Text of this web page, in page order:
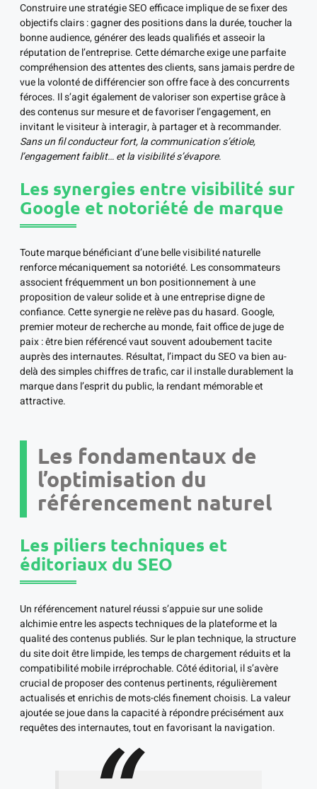
Construire une stratégie SEO efficace implique de se fixer des
objectifs clairs : gagner des positions dans la durée, toucher la
bonne audience, générer des leads qualifiés et asseoir la
réputation de l’entreprise. Cette démarche exige une parfaite
compréhension des attentes des clients, sans jamais perdre de
vue la volonté de différencier son offre face à des concurrents
féroces. Il s’agit également de valoriser son expertise grâce à
des contenus sur mesure et de favoriser l’engagement, en
invitant le visiteur à interagir, à partager et à recommander.
Sans un fil conducteur fort, la communication s’étiole,
l’engagement faiblit… et la visibilité s’évapore.
Les synergies entre visibilité sur
Google et notoriété de marque
Toute marque bénéficiant d’une belle visibilité naturelle
renforce mécaniquement sa notoriété. Les consommateurs
associent fréquemment un bon positionnement à une
proposition de valeur solide et à une entreprise digne de
confiance. Cette synergie ne relève pas du hasard. Google,
premier moteur de recherche au monde, fait office de juge de
paix : être bien référencé vaut souvent adoubement tacite
auprès des internautes. Résultat, l’impact du SEO va bien au-
delà des simples chiffres de trafic, car il installe durablement la
marque dans l’esprit du public, la rendant mémorable et
attractive.
Les fondamentaux de
l’optimisation du
référencement naturel
Les piliers techniques et
éditoriaux du SEO
Un référencement naturel réussi s’appuie sur une solide
alchimie entre les aspects techniques de la plateforme et la
qualité des contenus publiés. Sur le plan technique, la structure
du site doit être limpide, les temps de chargement réduits et la
compatibilité mobile irréprochable. Côté éditorial, il s’avère
crucial de proposer des contenus pertinents, régulièrement
actualisés et enrichis de mots-clés finement choisis. La valeur
ajoutée se joue dans la capacité à répondre précisément aux
requêtes des internautes, tout en favorisant la navigation.